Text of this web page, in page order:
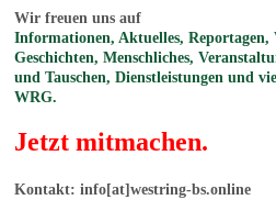
Wir freuen uns auf
Informationen, Aktuelles, Reportagen,
Geschichten, Menschliches,
und Tauschen, Dienstleistungen und
WRG.
Jetzt mitmachen.
Kontakt: info[at]westring-bs.online